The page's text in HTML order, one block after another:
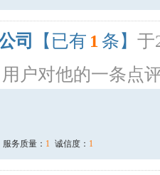
司 【已有 1 条】 于
用户对他的一条点
服务质量： 1 诚信度： 1